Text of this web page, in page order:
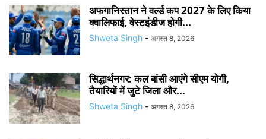
अफगानिस्तान ने वर्ल्ड कप 2027 के लिए किया
क्वालिफाई, वेस्टइंडीज होगी...
Shweta Singh - अगस्त 8, 2026
सिद्धार्थनगर: कल बांसी आएंगे सीएम योगी,
तैयारियों में जुटे जिला और...
Shweta Singh - अगस्त 8, 2026